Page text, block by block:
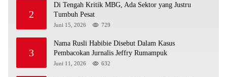
2
Di Tengah Kritik MBG, Ada Sektor yang Justru
Tumbuh Pesat
Juni 15, 2026 729
3
Nama Rusli Habibie Disebut Dalam Kasus
Pembacokan Jurnalis Jeffry Rumampuk
Juni 11, 2026 632